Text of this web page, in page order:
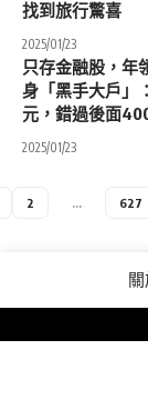
找到旅行驚喜
2025/01/23
只存金融股，年
身「黑手大戶」
元，錯過後面
2025/01/23
2 ... 627